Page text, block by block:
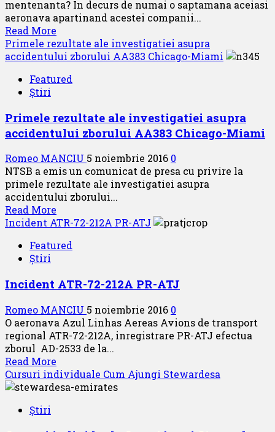
vigoare
AIRAC
AIP
AMDT
11/16
mentenanta? In decurs de numai o saptamana aceiasi
aeronava apartinand acestei companii...
Read More
more
about
Canada
de
mentenanta?
Primele rezultate ale investigatiei asupra
accidentului zborului AA383 Chicago-Miami
Featured
Știri
Primele rezultate ale investigatiei asupra
accidentului zborului AA383 Chicago-Miami
Romeo MANCIU 5 noiembrie 2016 0
NTSB a emis un comunicat de presa cu privire la
primele rezultate ale investigatiei asupra
accidentului zborului...
Read More
more
Primele
investigatiei
accidentului
zborului
AA383
Chicago-
Miami
Incident ATR-72-212A PR-ATJ
Featured
Știri
Incident ATR-72-212A PR-ATJ
Romeo MANCIU 5 noiembrie 2016 0
O aeronava Azul Linhas Aereas Avions de transport
regional ATR-72-212A, inregistrare PR-ATJ efectua
zborul AD-2533 de la...
Read More
more
about
Cursuri individuale Cum Ajungi Stewardesa
Știri